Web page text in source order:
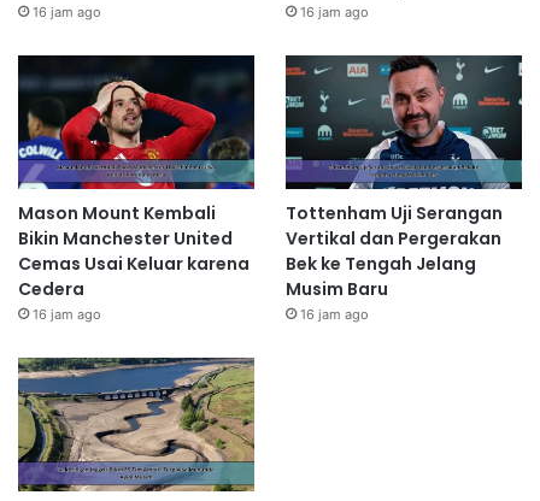
16 jam ago 16 jam ago
Mason Mount Kembali
Bikin Manchester United
Cemas Usai Keluar karena
Cedera
16 jam ago
Tottenham Uji Serangan
Vertikal dan Pergerakan
Bek ke Tengah Jelang
Musim Baru
16 jam ago